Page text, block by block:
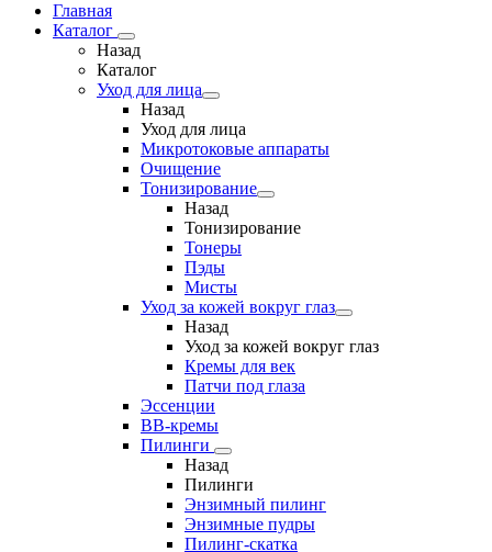
Главная
Каталог
Назад
Каталог
Уход для лица
Назад
Уход для лица
Микротоковые аппараты
Очищение
Тонизирование
Назад
Тонизирование
Тонеры
Пэды
Мисты
Уход за кожей вокруг глаз
Назад
Уход за кожей вокруг глаз
Кремы для век
Патчи под глаза
Эссенции
ВВ-кремы
Пилинги
Назад
Пилинги
Энзимный пилинг
Энзимные пудры
Пилинг-скатка